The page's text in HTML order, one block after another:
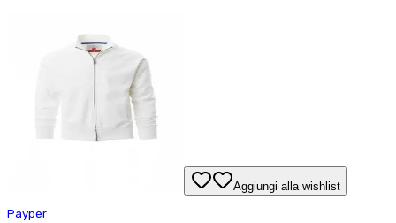
Aggiungi alla wishlist
Payper